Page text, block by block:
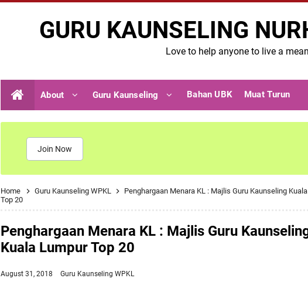
GURU KAUNSELING
Love to help anyone to live a
About Guru Kaunseling Bahan UBK Muat Turun
Join Now
Home Guru Kaunseling WPKL
Penghargaan Menara KL : Majlis Guru Kaunseling
Top 20
Penghargaan Menara KL : Majlis Guru
Kuala Lumpur Top 20
August 31, 2018 Guru Kaunseling WPKL